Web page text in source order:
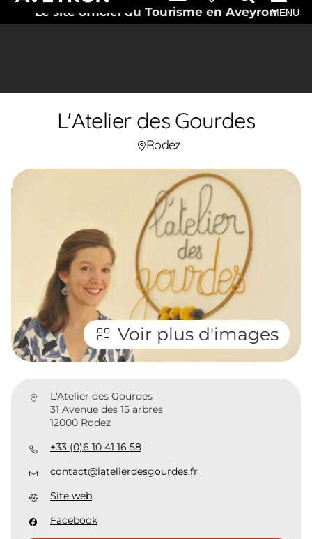
Le site officiel du Tourisme en AveyronMENU
L'Atelier des Gourdes
Rodez
Voir plus d'images
L'Atelier des Gourdes
31 Avenue des 15 arbres
12000 Rodez
+33 (0)6 10 41 16 58
contact@latelierdesgourdes.fr
Site web
Facebook